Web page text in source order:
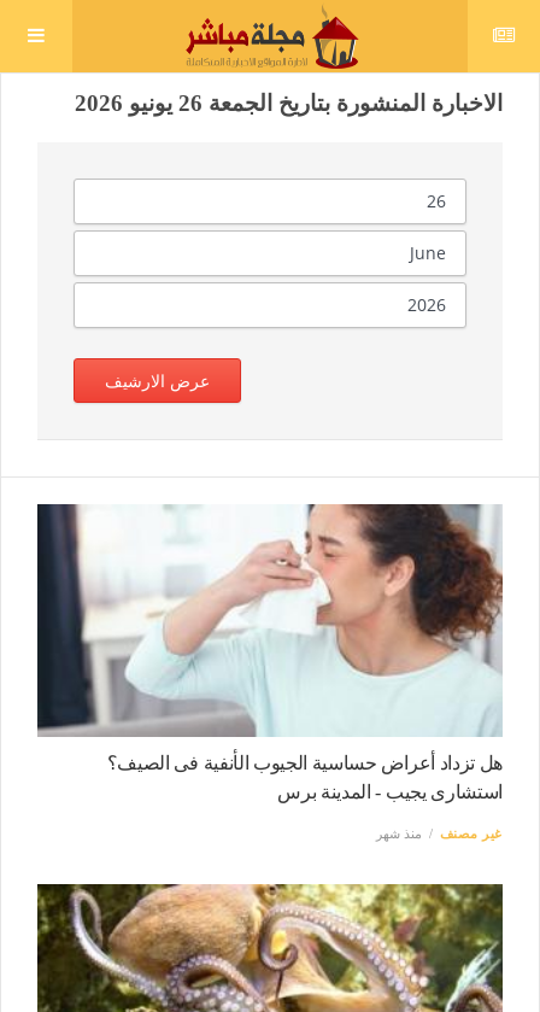
الاخبارة المنشورة بتاريخ الجمعة 26 يونيو 2026
هل تزداد أعراض حساسية الجيوب الأنفية فى الصيف؟
استشارى يجيب - المدينة برس
غير مصنف منذ شهر